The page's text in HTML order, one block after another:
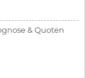
& Quoten